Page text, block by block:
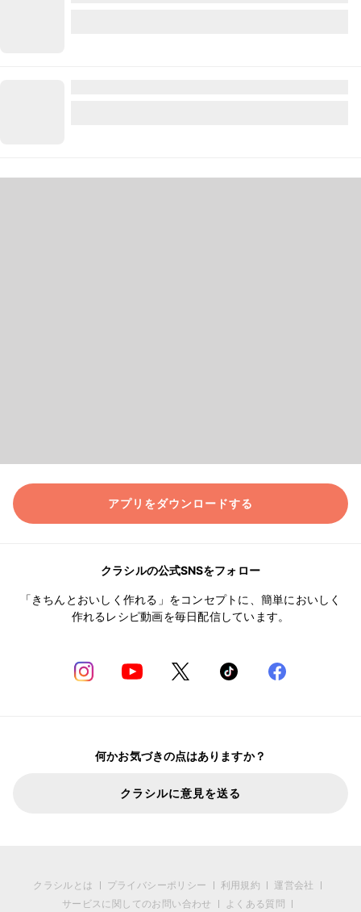
アプリをダウンロードする
クラシルの公式SNSをフォロー
「きちんとおいしく作れる」をコンセプトに、簡単においしく
作れるレシピ動画を毎日配信しています。
何かお気づきの点はありますか？
クラシルに意見を送る
クラシルとは プライバシーポリシー 利用規約
運営会社
サービスに関してのお問い合わせ
よくある質問